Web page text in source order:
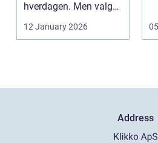
hverdagen. Men valg
af sk&arin...
12 January 2026
Address